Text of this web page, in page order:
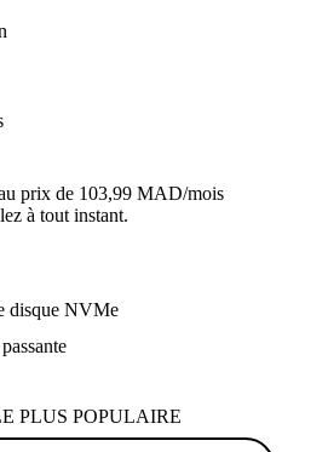
prix de 103,99 MAD/mois
à tout instant.
disque NVMe
PLUS POPULAIRE